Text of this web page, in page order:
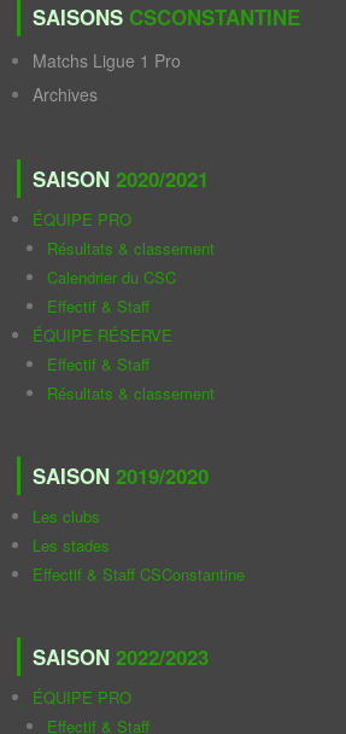
SAISONS CSCONSTANTINE
Matchs Ligue 1 Pro
Archives
SAISON 2020/2021
ÉQUIPE PRO
Résultats & classement
Calendrier du CSC
Effectif & Staff
ÉQUIPE RÉSERVE
Effectif & Staff
Résultats & classement
SAISON 2019/2020
Les clubs
Les stades
Effectif & Staff CSConstantine
SAISON 2022/2023
ÉQUIPE PRO
Effectif & Staff